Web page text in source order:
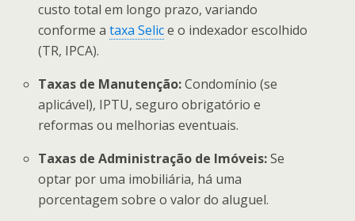
custo total em longo prazo, variando
conforme ataxa Selice o indexador escolhido
(TR, IPCA).
Taxas de Manutenção:Condomínio (se
aplicável), IPTU, seguro obrigatório e
reformas ou melhorias eventuais.
Taxas de Administração de Imóveis:Se
optar por uma imobiliária, há uma
porcentagem sobre o valor do aluguel.